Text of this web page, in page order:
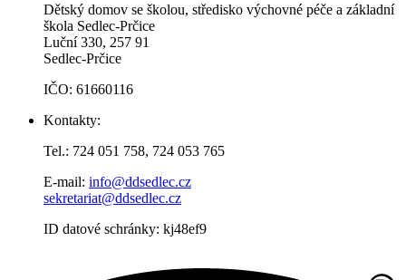
Dětský domov se školou, středisko výchovné péče a základní
škola Sedlec-Prčice
Luční 330, 257 91
Sedlec-Prčice
IČO: 61660116
Kontakty:
Tel.: 724 051 758, 724 053 765
E-mail: info@ddsedlec.cz
sekretariat@ddsedlec.cz
ID datové schránky: kj48ef9